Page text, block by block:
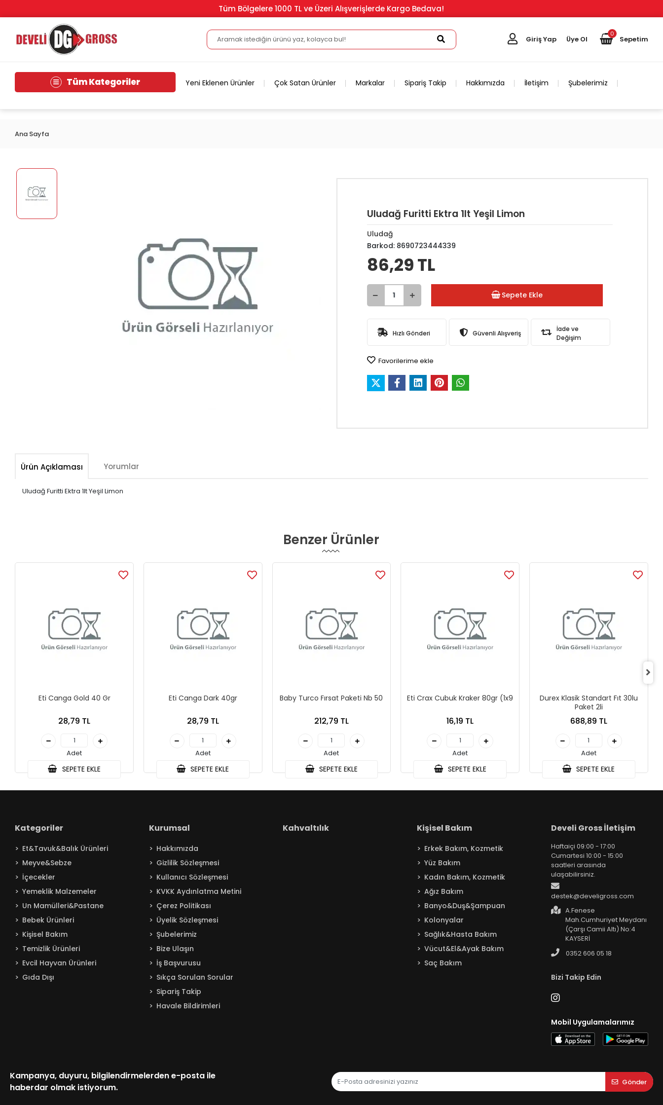
Tüm Bölgelere 1000 TL ve Üzeri Alışverişlerde Kargo Bedava!
Giriş Yap Üye Ol
0
Sepetim
Tüm Kategoriler Yeni Eklenen Ürünler Çok Satan Ürünler Markalar Sipariş Takip Hakkımızda İletişim Şubelerimiz
Ana Sayfa
Uludağ Furitti Ektra 1lt Yeşil Limon
Uludağ
Barkod: 8690723444339
86,29 TL
Sepete Ekle
Hızlı Gönderi Güvenli Alışveriş
İade ve
Değişim
Favorilerime ekle
Ürün Açıklaması Yorumlar
Uludağ Furitti Ektra 1lt Yeşil Limon
Benzer Ürünler
Eti Canga Gold 40 Gr
28,79 TL
Adet
SEPETE EKLE
Eti Canga Dark 40gr
28,79 TL
Adet
SEPETE EKLE
Baby Turco Fırsat Paketi Nb 50
212,79 TL
Adet
SEPETE EKLE
Eti Crax Cubuk Kraker 80gr (1x9
16,19 TL
Adet
SEPETE EKLE
Durex Klasik Standart Fıt 30lu
Paket 2li
688,89 TL
Adet
SEPETE EKLE
Kategoriler
Et&Tavuk&Balık Ürünleri
Meyve&Sebze
İçecekler
Yemeklik Malzemeler
Un Mamülleri&Pastane
Bebek Ürünleri
Kişisel Bakım
Temizlik Ürünleri
Evcil Hayvan Ürünleri
Gıda Dışı
Kurumsal
Hakkımızda
Gizlilik Sözleşmesi
Kullanıcı Sözleşmesi
KVKK Aydınlatma Metini
Çerez Politikası
Üyelik Sözleşmesi
Şubelerimiz
Bize Ulaşın
İş Başvurusu
Sıkça Sorulan Sorular
Sipariş Takip
Havale Bildirimleri
Kahvaltılık Kişisel Bakım
Erkek Bakım, Kozmetik
Yüz Bakım
Kadın Bakım, Kozmetik
Ağız Bakım
Banyo&Duş&Şampuan
Kolonyalar
Sağlık&Hasta Bakım
Vücut&El&Ayak Bakım
Saç Bakım
Develi Gross İletişim
Haftaiçi 09:00 - 17:00
Cumartesi 10:00 - 15:00
saatleri arasında
ulaşabilirsiniz.
destek@develigross.com
A.Fenese
Mah.Cumhuriyet Meydanı
(Çarşı Camii Altı) No:4
KAYSERİ
0352 606 05 18
Bizi Takip Edin
Mobil Uygulamalarımız
Kampanya, duyuru, bilgilendirmelerden e-posta ile
haberdar olmak istiyorum.
Gönder